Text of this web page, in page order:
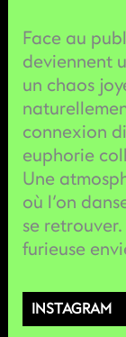
Face au
deviennent
un chaos
connexion
euphorie
Une
où l’on
se
furieuse
INSTAGRAM